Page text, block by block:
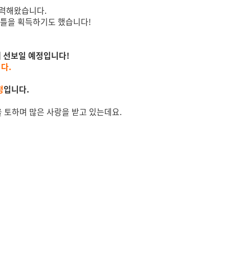
해왔습니다.
을 획득하기도 했습니다!
보일 예정입니다!
.
입니다.
하며 많은 사랑을 받고 있는데요.